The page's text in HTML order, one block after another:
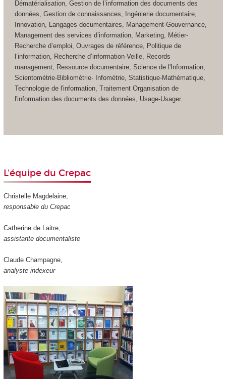
Dématérialisation, Gestion de l’information des documents des
données, Gestion de connaissances, Ingénierie documentaire,
Innovation, Langages documentaires, Management-Gouvernance,
Management des services d’information, Marketing, Métier-
Recherche d’emploi, Ouvrages de référence, Politique de
l’information, Recherche d’information-Veille, Records
management, Ressource documentaire, Science de l'Information,
Scientométrie-Bibliométrie- Infométrie, Statistique-Mathématique,
Technologie de l'information, Traitement Organisation de
l'information des documents des données, Usage-Usager.
L'équipe du Crepac
Christelle Magdelaine,
responsable du Crepac
Catherine de Laitre,
assistante documentaliste
Claude Champagne,
analyste indexeur